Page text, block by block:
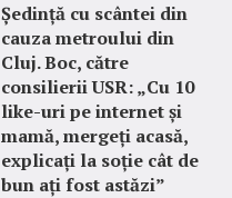
Ședință cu scântei din
cauza metroului din
Cluj. Boc, către
consilierii USR: „Cu 10
like-uri pe internet și
mamă, mergeți acasă,
explicați la soție cât de
bun ați fost astăzi”